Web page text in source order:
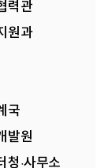
력관
원과
국
발원
청·사무소